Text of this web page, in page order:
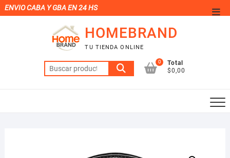
Saltar
al
ENVIO CABA Y GBA EN 24 HS
HOMEBRAND
TU TIENDA ONLINE
Buscar
por:
0
Total
$0,00